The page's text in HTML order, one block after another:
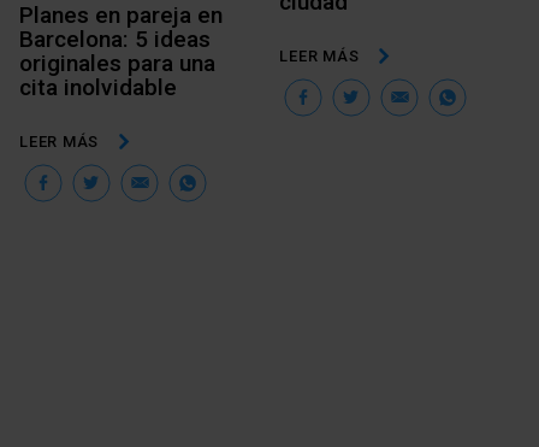
Planes en pareja en
Barcelona: 5 ideas
originales para una
cita inolvidable
LEER MÁS
Facebook
Twitter
Email
LEER MÁS
Facebook
Twitter
Email